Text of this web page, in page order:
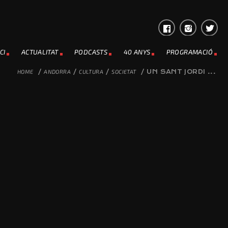
ACTUALITAT PODCASTS 40 ANYS PROGRAMACIÓ
HOME / ANDORRA / CULTURA / SOCIETAT / UN SANT JORDI ...